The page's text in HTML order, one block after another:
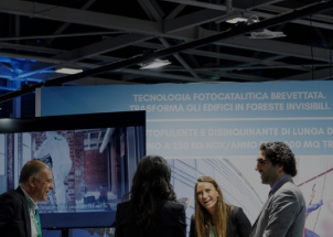
I Partner di
REbuild